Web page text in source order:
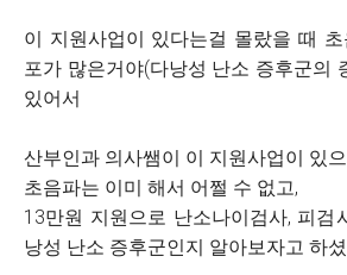
이 지원사업이 있다는걸 몰랐을 때
포가 많은거야(다낭성 난소 증후군의
있어서
산부인과 의사쌤이 이 지원사업이 있
초음파는 이미 해서 어쩔 수 없고,
13만원 지원으로 난소나이검사, 피검
낭성 난소 증후군인지 알아보자고 하